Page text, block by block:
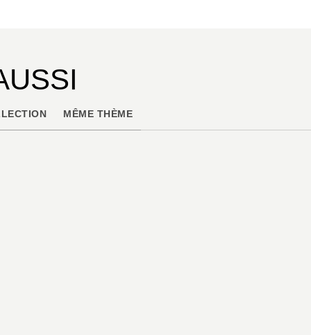
MÊME THÈME